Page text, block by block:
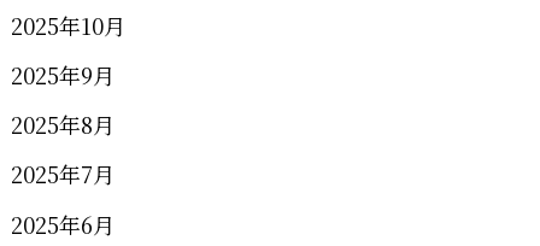
2025年10月
2025年9月
2025年8月
2025年7月
2025年6月